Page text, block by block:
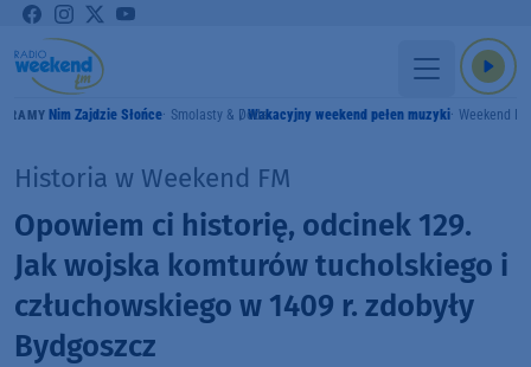
GRAMY Nim Zajdzie Słońce Smolasty & DodaWakacyjny weekend pełen muzyki Weekend FM
Historia w Weekend FM
Opowiem ci historię, odcinek 129.
Jak wojska komturów tucholskiego i
człuchowskiego w 1409 r. zdobyły
Bydgoszcz